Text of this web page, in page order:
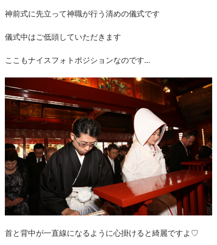
神前式に先立って神職が行う清めの儀式です
儀式中はご低頭していただきます
ここもナイスフォトポジションなのです…
首と背中が一直線になるように心掛けると綺麗ですよ♡